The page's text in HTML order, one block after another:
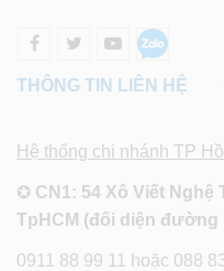
THÔNG TIN LIÊN HỆ
Hệ thống chi nhánh TP
✪ CN1: 54 Xô Viết
TpHCM (đối diện đường
0911 88 99 11 hoặc 088